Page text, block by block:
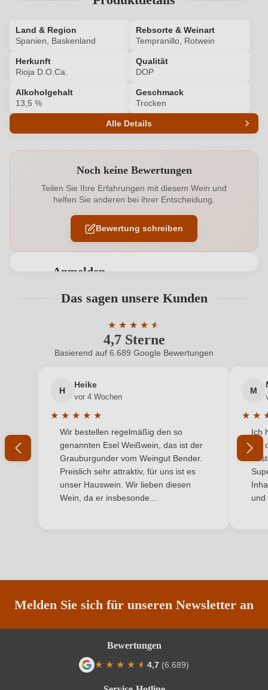
Land & Region
Spanien, Baskenland
Rebsorte & Weinart
Tempranillo, Rotwein
Herkunft
Rioja D.O.Ca.
Qualität
DOP
Alkoholgehalt
13,5 %
Geschmack
Trocken
Alle Details
Alkoholgehalt in % 13,5 %
Allergene Enthält Sulfite
Geographische Angabe Rioja D.O.Ca.
Labastida (Álava), Spanien
Passt zu Fisch
Qualität DOP
Tempranillo
Weinart
Noch keine Bewertungen
Teilen Sie Ihre Erfahrungen mit diesem Wein und
helfen Sie anderen bei ihrer Entscheidung.
Bewertung schreiben
Anmelden
Benutzern abgegeben werden. Bitte loggen Sie sich
Neuer Kunde? Neuer Kunde?
Ihre E-Mail-Adresse
Ihr Passwort
Ich habe mein Passwort vergessen
Das sagen unsere Kunden
4,7 Sterne
★ ★ ★ ★ ★
★
Durchschnittliche Bewertung von 4.7
Basierend auf 6.689 Google Bewertungen
H
Heike
vor 4 Wochen
★ ★ ★ ★ ★
Durchschnittliche Bewertung von 5 von 5 Sternen
Wir bestellen regelmäßig den so
genannten Esel Weißwein, das ist der
Grauburgunder vom Weingut Bender.
Preislich sehr attraktiv, für uns ist es
unser Hauswein. Wir lieben diesen
Wein, da er insbesonde...
M
★ ★
Ich
mit
und
Melden Sie sich für unseren Newsletter an
Bewertungen
★ ★ ★ ★ ★
★ 4,7 (6.689)